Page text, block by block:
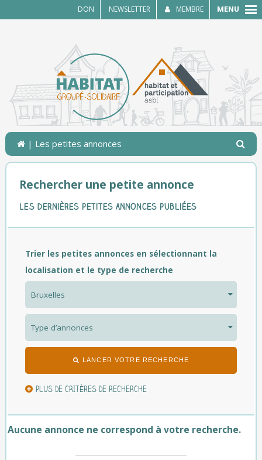
DON NEWSLETTER MEMBRE MENU
| Les petites annonces
Rechercher une petite annonce
les dernières petites annonces publiées
Trier les petites annonces en sélectionnant la
localisation et le type de recherche
LANCER VOTRE RECHERCHE
PLUS DE CRITÈRES DE RECHERCHE
Aucune annonce ne correspond à votre recherche.